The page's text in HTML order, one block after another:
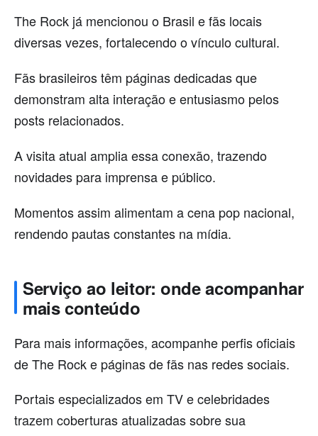
The Rock já mencionou o Brasil e fãs locais
diversas vezes, fortalecendo o vínculo cultural.
Fãs brasileiros têm páginas dedicadas que
demonstram alta interação e entusiasmo pelos
posts relacionados.
A visita atual amplia essa conexão, trazendo
novidades para imprensa e público.
Momentos assim alimentam a cena pop nacional,
rendendo pautas constantes na mídia.
Serviço ao leitor: onde acompanhar
mais conteúdo
Para mais informações, acompanhe perfis oficiais
de The Rock e páginas de fãs nas redes sociais.
Portais especializados em TV e celebridades
trazem coberturas atualizadas sobre sua